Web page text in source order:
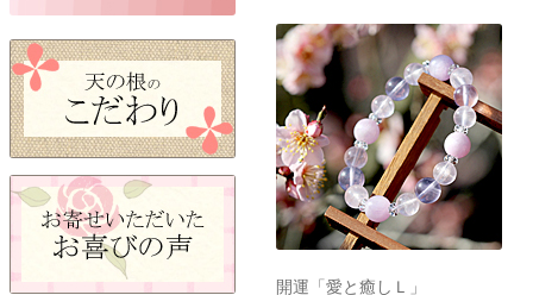
開運「愛と癒しＬ」